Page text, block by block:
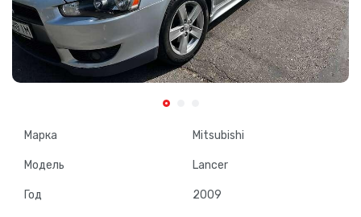
Марка Mitsubishi
Модель Lancer
Год 2009